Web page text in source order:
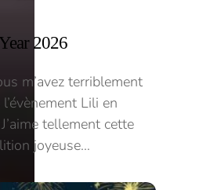
2026
m’avez terriblement
Lili en
tellement cette
joyeuse…